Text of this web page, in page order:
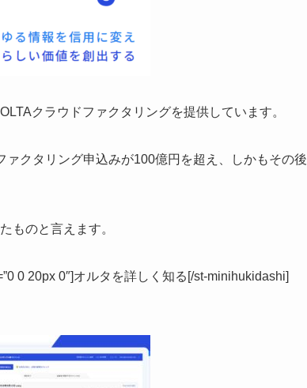
クラウドファクタリングを提供しています。
クタリング申込みが100億円を超え、しかもその後
ものと言えます。
0 20px 0″]オルタを詳しく知る[/st-minihukidashi]